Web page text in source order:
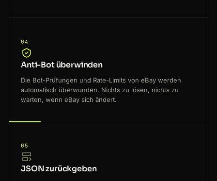
04
Anti-Bot überwinden
Die Bot-Prüfungen und Rate-Limits von eBay werden
automatisch überwunden. Nichts zu lösen, nichts zu
warten, wenn eBay sich ändert.
05
JSON zurückgeben